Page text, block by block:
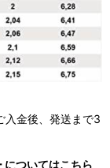
入金後、発送まで3
ついてはこちら